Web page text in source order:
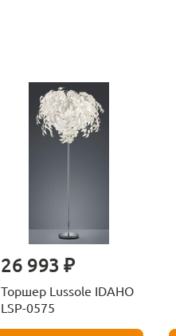
26 993 ₽
Торшер Lussole IDAHO
LSP-0575